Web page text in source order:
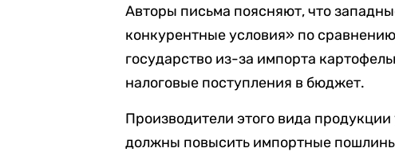
Авторы письма поясняют, что
конкурентные условия» по
государство из-за импорта
налоговые поступления в бюджет.
Производители этого вида
должны повысить импортные